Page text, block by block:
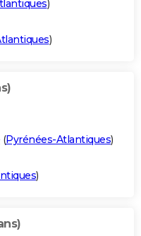
)
)
(Pyrénées-Atlantiques)
)